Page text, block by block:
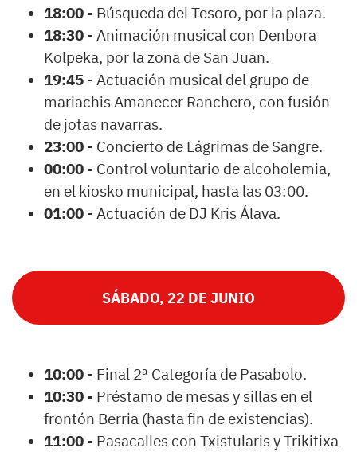
18:00 - Búsqueda del Tesoro, por la plaza.
18:30 - Animación musical con Denbora
Kolpeka, por la zona de San Juan.
19:45 - Actuación musical del grupo de
mariachis Amanecer Ranchero, con fusión
de jotas navarras.
23:00 - Concierto de Lágrimas de Sangre.
00:00 - Control voluntario de alcoholemia,
en el kiosko municipal, hasta las 03:00.
01:00 - Actuación de DJ Kris Álava.
SÁBADO, 22 DE JUNIO
10:00 - Final 2ª Categoría de Pasabolo.
10:30 - Préstamo de mesas y sillas en el
frontón Berria (hasta fin de existencias).
11:00 - Pasacalles con Txistularis y Trikitixa